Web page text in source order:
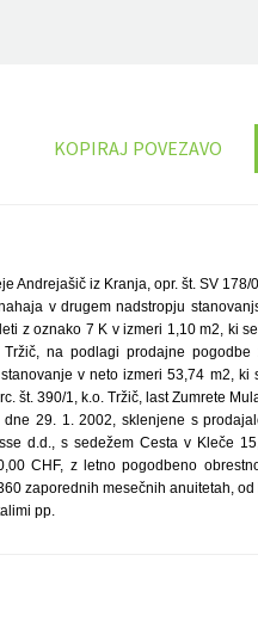
KOPIRAJ POVEZAVO
Andrejašič iz Kranja, opr. št. SV 178/
v drugem nadstropju
z oznako 7 K v izmeri 1,10 m2, ki
na podlagi prodajne
v neto izmeri 53,74 m2, ki
št. 390/1, k.o. Tržič, last Zumrete
29. 1. 2002, sklenjene s
d.d., s sedežem Cesta v Kleče
CHF, z letno pogodbeno
zaporednih mesečnih anuitetah,
pp.